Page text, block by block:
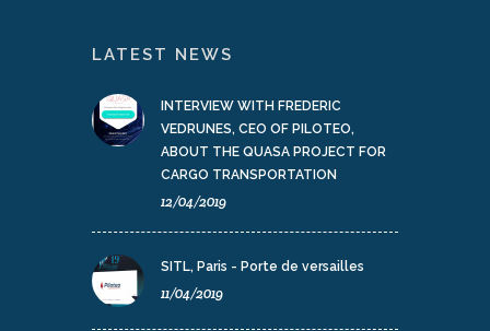
LATEST NEWS
INTERVIEW WITH FREDERIC
VEDRUNES, CEO OF PILOTEO,
ABOUT THE QUASA PROJECT FOR
CARGO TRANSPORTATION
12/04/2019
SITL, Paris - Porte de versailles
11/04/2019